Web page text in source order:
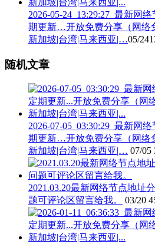
2026-05-24_13:29:27_最新网
期更新…开放免费分享（网络
新加坡|台湾|马来西亚|…05/24
随机文章
2026-07-05_03:30:29_最新网
期更新…开放免费分享（网络
新加坡|台湾|马来西亚|… 07/05
2021.03.20最新网络节点地址
题可评论区留言给我。
03/20